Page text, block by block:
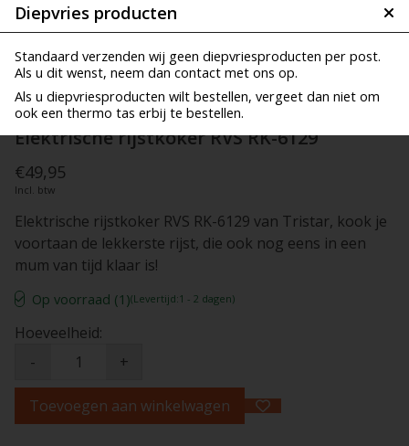
Diepvries producten
Standaard verzenden wij geen diepvriesproducten per post.
Als u dit wenst, neem dan contact met ons op.
Als u diepvriesproducten wilt bestellen, vergeet dan niet om
ook een thermo tas erbij te bestellen.
Elektrische rijstkoker RVS RK-6129
€49,95
Incl. btw
Elektrische rijstkoker RVS RK-6129 van Tristar, kook je
voortaan de lekkerste rijst, die ook nog eens in een
mum van tijd klaar is!
Op voorraad (1)(Levertijd:1 - 2 dagen)
Hoeveelheid:
-
+
Toevoegen aan winkelwagen